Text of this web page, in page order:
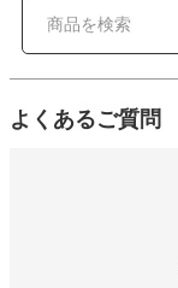
よくあるご質問